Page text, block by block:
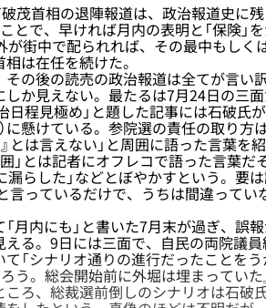
茂首相の退陣報道は、政治報道史に残
とで、早ければ月内の表明と「保険」
が街中で配られれば、その最中もし
は在任を続けた。
の後の読売の政治報道は全てが言い
か見えない。最たるは7月24日の三面
程見極め」と題した記事には石破氏
に懸けている。参院選の責任の取り方
とは言えない」と周囲に語った言葉を
」とは記者にオフレコで語った言葉だ
漏らした」などとぼやかすという。要
言っているだけで、うちは間違ってい
月内にも」と書いた7月末が過ぎ、誤
る。9日には三面で、自民の両院議
「シナリオ通りの進行だったことを
う。総会開始前に外堀は埋まっていた
ろ、総裁選前倒しのシナリオは石破